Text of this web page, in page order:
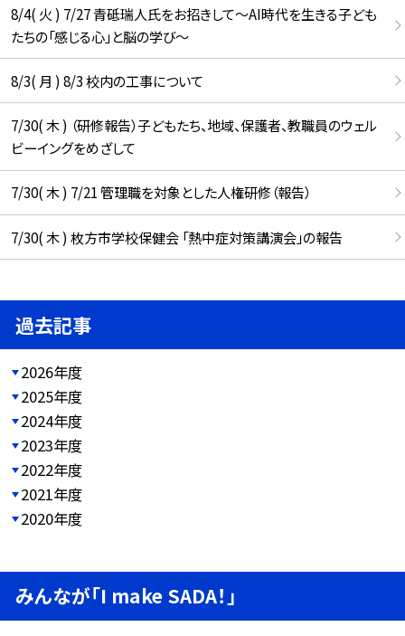
8/4( 火 ) 7/27 青砥瑞人氏をお招きして〜AI時代を生きる子ども
たちの「感じる心」と脳の学び〜
8/3( 月 ) 8/3 校内の工事について
7/30( 木 ) （研修報告）子どもたち、地域、保護者、教職員のウェル
ビーイングをめざして
7/30( 木 ) 7/21 管理職を対象とした人権研修（報告）
7/30( 木 ) 枚方市学校保健会 「熱中症対策講演会」の報告
過去記事
2026年度
2025年度
2024年度
2023年度
2022年度
2021年度
2020年度
みんなが「I make SADA！」